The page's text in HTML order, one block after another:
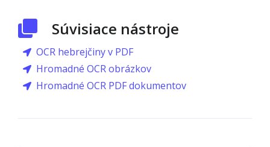
Súvisiace nástroje
OCR hebrejčiny v PDF
Hromadné OCR obrázkov
Hromadné OCR PDF dokumentov